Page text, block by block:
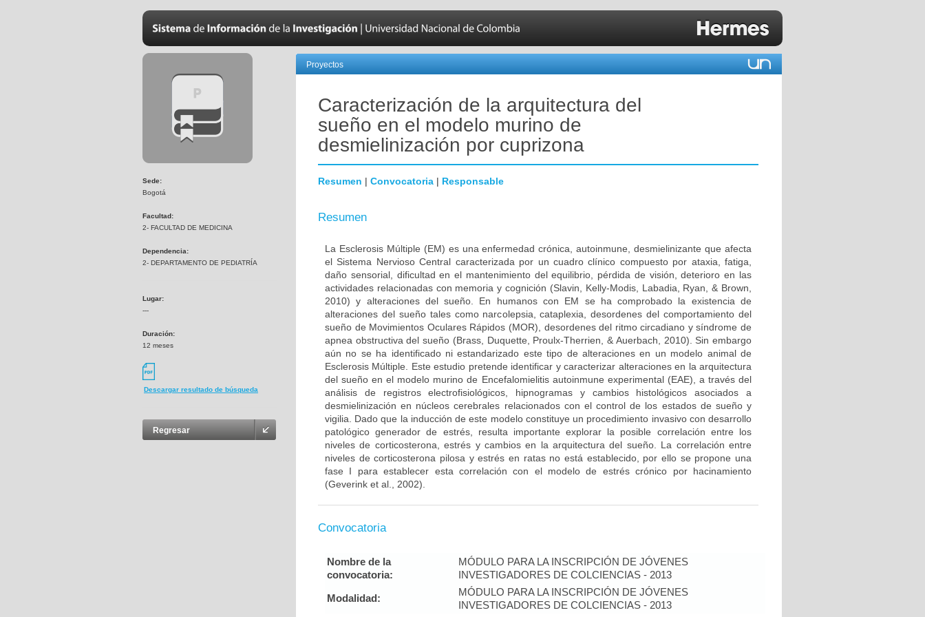
Sede:
Bogotá
Facultad:
2- FACULTAD DE MEDICINA
Dependencia:
2- DEPARTAMENTO DE PEDIATRÍA
Lugar:
---
Duración:
12 meses
Descargar resultado de búsqueda
Regresar
Proyectos
Caracterización de la arquitectura del
sueño en el modelo murino de
desmielinización por cuprizona
Resumen | Convocatoria | Responsable
Resumen
La Esclerosis Múltiple (EM) es una enfermedad crónica, autoinmune, desmielinizante que afecta
el Sistema Nervioso Central caracterizada por un cuadro clínico compuesto por ataxia, fatiga,
daño sensorial, dificultad en el mantenimiento del equilibrio, pérdida de visión, deterioro en las
actividades relacionadas con memoria y cognición (Slavin, Kelly-Modis, Labadia, Ryan, & Brown,
2010) y alteraciones del sueño. En humanos con EM se ha comprobado la existencia de
alteraciones del sueño tales como narcolepsia, cataplexia, desordenes del comportamiento del
sueño de Movimientos Oculares Rápidos (MOR), desordenes del ritmo circadiano y síndrome de
apnea obstructiva del sueño (Brass, Duquette, Proulx-Therrien, & Auerbach, 2010). Sin embargo
aún no se ha identificado ni estandarizado este tipo de alteraciones en un modelo animal de
Esclerosis Múltiple. Este estudio pretende identificar y caracterizar alteraciones en la arquitectura
del sueño en el modelo murino de Encefalomielitis autoinmune experimental (EAE), a través del
análisis de registros electrofisiológicos, hipnogramas y cambios histológicos asociados a
desmielinización en núcleos cerebrales relacionados con el control de los estados de sueño y
vigilia. Dado que la inducción de este modelo constituye un procedimiento invasivo con desarrollo
patológico generador de estrés, resulta importante explorar la posible correlación entre los
niveles de corticosterona, estrés y cambios en la arquitectura del sueño. La correlación entre
niveles de corticosterona pilosa y estrés en ratas no está establecido, por ello se propone una
fase I para establecer esta correlación con el modelo de estrés crónico por hacinamiento
(Geverink et al., 2002).
Convocatoria
Nombre de la
convocatoria:
MÓDULO PARA LA INSCRIPCIÓN DE JÓVENES
INVESTIGADORES DE COLCIENCIAS - 2013
Modalidad:
MÓDULO PARA LA INSCRIPCIÓN DE JÓVENES
INVESTIGADORES DE COLCIENCIAS - 2013